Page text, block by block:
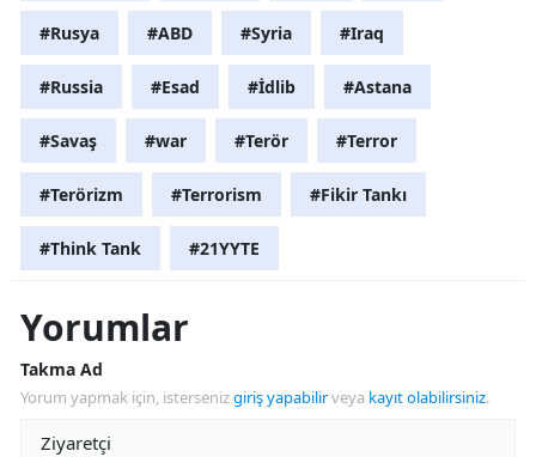
#Rusya #ABD #Syria #Iraq
#Russia #Esad #İdlib #Astana
#Savaş #war #Terör #Terror
#Terörizm #Terrorism #Fikir Tankı
#Think Tank #21YYTE
Yorumlar
Takma Ad
Yorum yapmak için, istersenizgiriş yapabilirveya kayıt olabilirsiniz.